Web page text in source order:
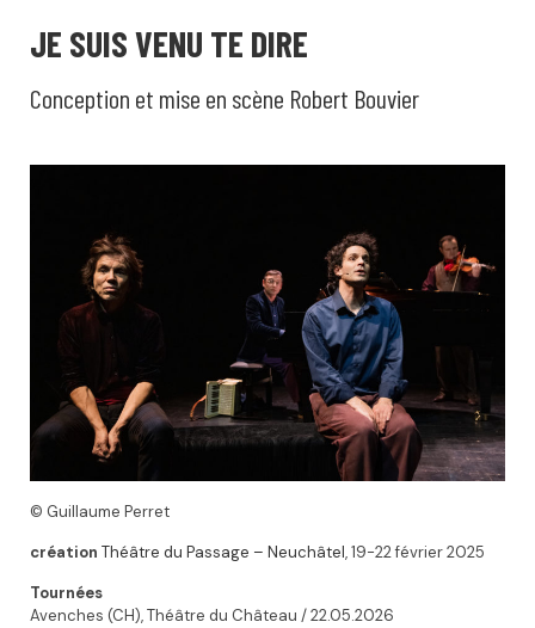
JE SUIS VENU TE DIRE
Conception et mise en scène Robert Bouvier
© Guillaume Perret
création Théâtre du Passage – Neuchâtel, 19-22 février 2025
Tournées
Avenches (CH), Théâtre du Château / 22.05.2026